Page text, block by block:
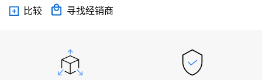
比较 寻找经销商